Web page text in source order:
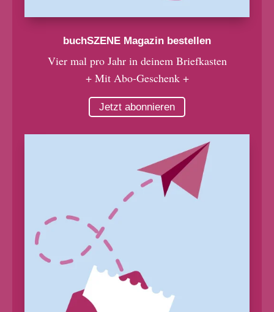
buchSZENE Magazin bestellen
Vier mal pro Jahr in deinem Briefkasten
+ Mit Abo-Geschenk +
Jetzt abonnieren